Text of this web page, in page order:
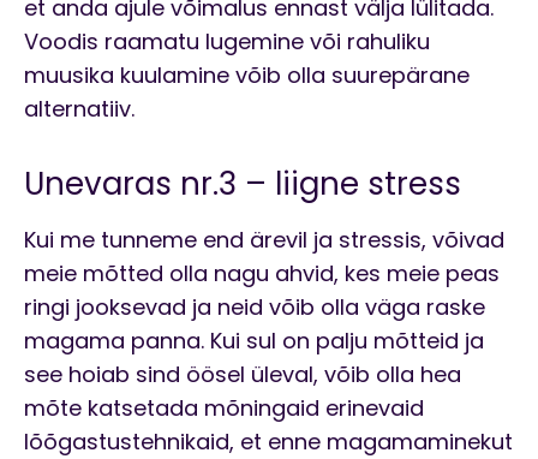
et anda ajule võimalus ennast välja lülitada.
Voodis raamatu lugemine või rahuliku
muusika kuulamine võib olla suurepärane
alternatiiv.
Unevaras nr.3 – liigne stress
Kui me tunneme end ärevil ja stressis, võivad
meie mõtted olla nagu ahvid, kes meie peas
ringi jooksevad ja neid võib olla väga raske
magama panna. Kui sul on palju mõtteid ja
see hoiab sind öösel üleval, võib olla hea
mõte katsetada mõningaid erinevaid
lõõgastustehnikaid, et enne magamaminekut